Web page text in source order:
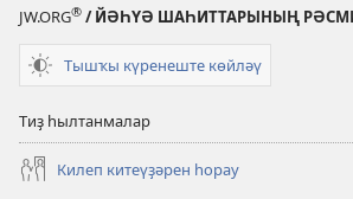
JW.ORG® / ЙӘҺҮӘ ШАҺИТТАРЫНЫҢ
Тышҡы күренеште көйләү
Тиҙ һылтанмалар
Килеп китеүҙәрен һорау